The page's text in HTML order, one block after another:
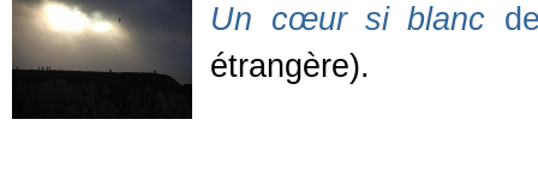
Un cœur si blanc
étrangère).